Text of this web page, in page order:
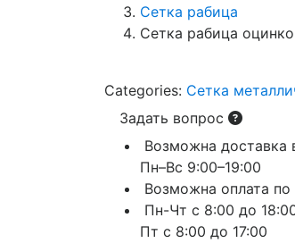
Сетка рабица
Сетка рабица
Categories: Сетка
Задать вопрос
Возможна доставка
Пн–Вс 9:00–19:00
Возможна оплата по
Пн-Чт с 8:00 до
Пт с 8:00 до 17:00